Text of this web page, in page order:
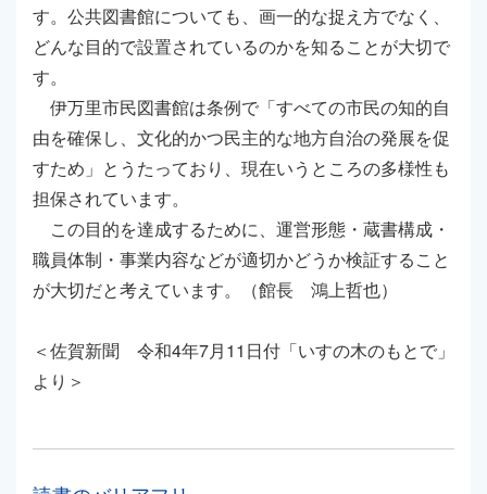
す。公共図書館についても、画一的な捉え方でなく、
どんな目的で設置されているのかを知ることが大切で
す。
伊万里市民図書館は条例で「すべての市民の知的自
由を確保し、文化的かつ民主的な地方自治の発展を促
すため」とうたっており、現在いうところの多様性も
担保されています。
この目的を達成するために、運営形態・蔵書構成・
職員体制・事業内容などが適切かどうか検証すること
が大切だと考えています。（館長 鴻上哲也）
＜佐賀新聞 令和4年7月11日付「いすの木のもとで」
より＞